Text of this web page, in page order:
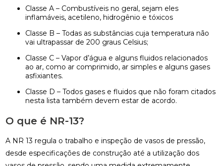
Classe A – Combustíveis no geral, sejam eles
inflamáveis, acetileno, hidrogênio e tóxicos
Classe B – Todas as substâncias cuja temperatura não
vai ultrapassar de 200 graus Celsius;
Classe C – Vapor d’água e alguns fluidos relacionados
ao ar, como ar comprimido, ar simples e alguns gases
asfixiantes.
Classe D – Todos gases e fluidos que não foram citados
nesta lista também devem estar de acordo.
O que é NR-13?
A NR 13 regula o trabalho e inspeção de vasos de pressão,
desde especificações de construção até a utilização dos